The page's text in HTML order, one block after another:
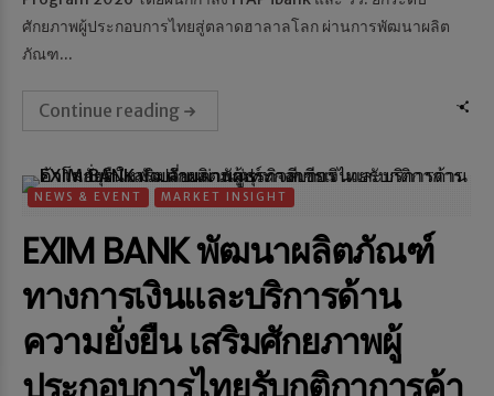
ศักยภาพผู้ประกอบการไทยสู่ตลาดฮาลาลโลก ผ่านการพัฒนาผลิต
ภัณฑ...
Continue reading
NEWS & EVENT MARKET INSIGHT
EXIM BANK พัฒนาผลิตภัณฑ์
ทางการเงินและบริการด้าน
ความยั่งยืน เสริมศักยภาพผู้